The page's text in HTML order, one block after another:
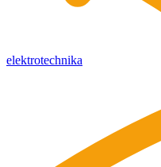
elektrotechnika